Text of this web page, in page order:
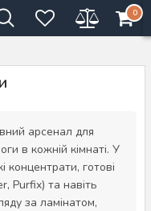
0
арсенал для
в кожній кімнаті. У
концентрати, готові
Purfix) та навіть
за ламінатом,